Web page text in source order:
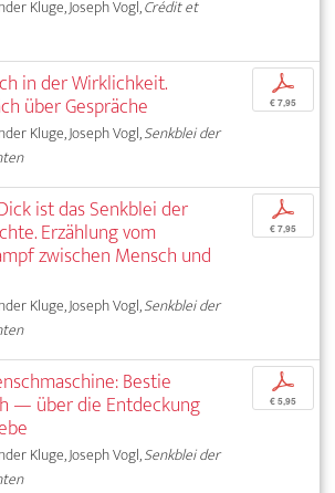
Kluge, Joseph Vogl,Crédit et
in der Wirklichkeit.
über Gespräche
Kluge, Joseph Vogl,Senkblei der
p
€ 7,95
ist das Senkblei der
Erzählung vom
zwischen Mensch und
Kluge, Joseph Vogl,Senkblei der
p
€ 7,95
Bestie
— über die Entdeckung
Kluge, Joseph Vogl,Senkblei der
p
€ 5,95